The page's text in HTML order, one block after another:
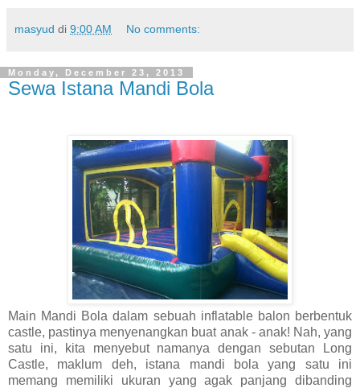
masyud di 9:00 AM No comments:
Monday, December 23, 2013
Sewa Istana Mandi Bola
Main Mandi Bola dalam sebuah inflatable balon berbentuk
castle, pastinya menyenangkan buat anak - anak! Nah, yang
satu ini, kita menyebut namanya dengan sebutan Long
Castle, maklum deh, istana mandi bola yang satu ini
memang memiliki ukuran yang agak panjang dibanding